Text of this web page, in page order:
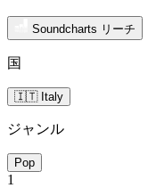
Soundcharts リーチ
国
🇮🇹 Italy
ジャンル
Pop
1